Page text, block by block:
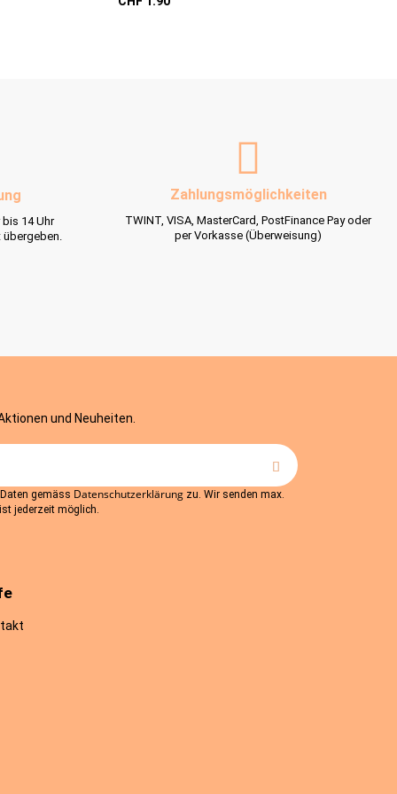
Dinosaurier
14 Uhr
übergeben.
Zahlungsmöglichkeiten
TWINT, VISA, MasterCard, PostFinance Pay oder
per Vorkasse (Überweisung)
und Neuheiten.
gemäss Datenschutzerklärung zu. Wir senden max.
jederzeit möglich.